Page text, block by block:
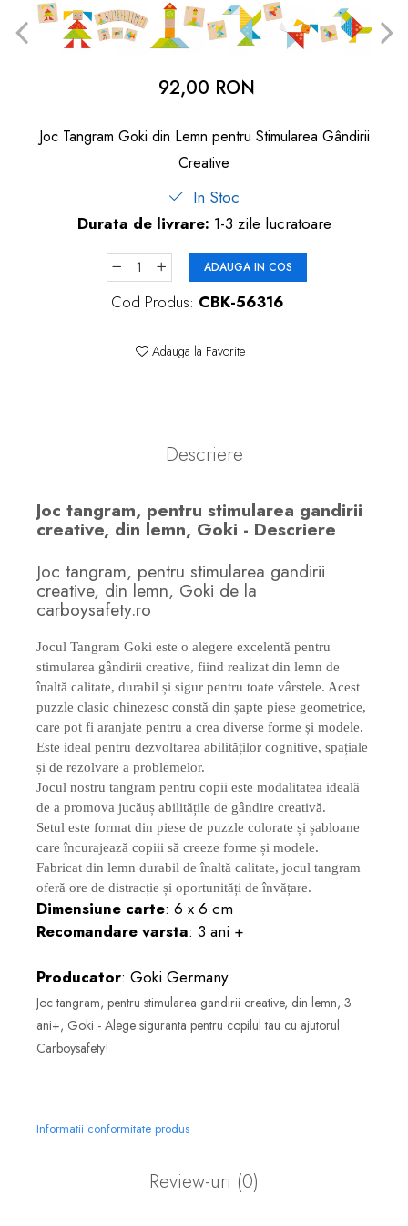
dopuri de urechi
Produse îngrijire copii
92,00 RON
Joc Tangram Goki din Lemn pentru Stimularea Gândirii
Creative
In Stoc
Durata de livrare: 1-3 zile lucratoare
ADAUGA IN COS
Cod Produs: CBK-56316
Adauga la Favorite
Descriere
Joc tangram, pentru stimularea gandirii
creative, din lemn, Goki - Descriere
Joc tangram, pentru stimularea gandirii
creative, din lemn, Goki de la
carboysafety.ro
Jocul Tangram Goki este o alegere excelentă pentru
stimularea gândirii creative, fiind realizat din lemn de
înaltă calitate, durabil și sigur pentru toate vârstele. Acest
puzzle clasic chinezesc constă din șapte piese geometrice,
care pot fi aranjate pentru a crea diverse forme și modele.
Este ideal pentru dezvoltarea abilităților cognitive, spațiale
și de rezolvare a problemelor.
Jocul nostru tangram pentru copii este modalitatea ideală
de a promova jucăuș abilitățile de gândire creativă.
Setul este format din piese de puzzle colorate și șabloane
care încurajează copiii să creeze forme și modele.
Fabricat din lemn durabil de înaltă calitate, jocul tangram
oferă ore de distracție și oportunități de învățare.
Dimensiune carte: 6 x 6 cm
Recomandare varsta: 3 ani +
Producator: Goki Germany
Joc tangram, pentru stimularea gandirii creative, din lemn, 3
ani+, Goki - Alege siguranta pentru copilul tau cu ajutorul
Carboysafety!
Informatii conformitate produs
Review-uri (0)